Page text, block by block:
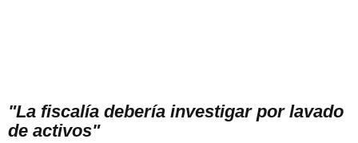
"La fiscalía debería investigar por lavado
de activos"